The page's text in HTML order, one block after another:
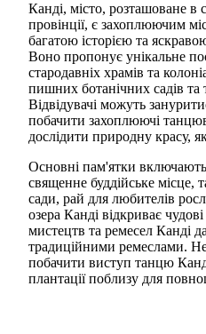
Канді, місто, розташоване в
провінції, є захоплюючим
багатою історією та
Воно пропонує унікальне
стародавніх храмів та
пишних ботанічних садів та
Відвідувачі можуть
побачити захоплюючі
дослідити природну красу,
Основні пам'ятки
священне буддійське місце,
сади, рай для любителів
озера Канді відкриває
мистецтв та ремесел Канді
традиційними ремеслами.
побачити виступ танцю
плантації поблизу для